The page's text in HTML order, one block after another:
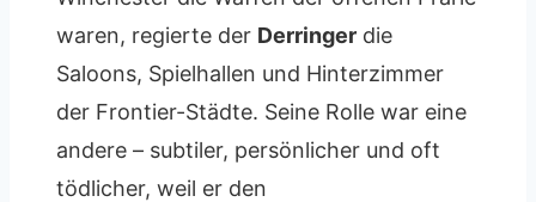
waren, regierte der Derringer die
Saloons, Spielhallen und Hinterzimmer
der Frontier-Städte. Seine Rolle war eine
andere – subtiler, persönlicher und oft
tödlicher, weil er den